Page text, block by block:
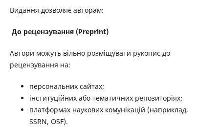
Видання дозволяє авторам:
До рецензування (Preprint)
Автори можуть вільно розміщувати рукопис до
рецензування на:
персональних сайтах;
інституційних або тематичних репозиторіях;
платформах наукових комунікацій (наприклад,
SSRN, OSF).